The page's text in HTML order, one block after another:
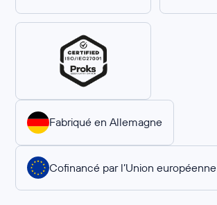
Fabriqué en Allemagne
Cofinancé par l’Union européenne